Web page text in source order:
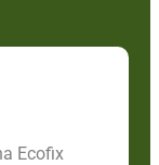
Ecofix